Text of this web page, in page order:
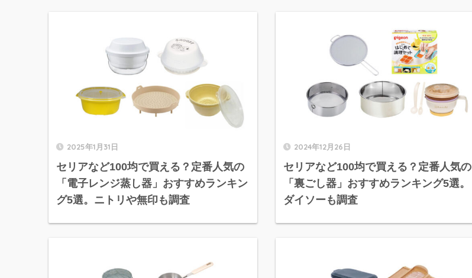
2025年1月31日
セリアなど100均で買える？定番人気の
「電子レンジ蒸し器」おすすめランキン
グ5選。ニトリや無印も調査
2024年12月26日
セリアなど100均で買える？定番人気の
「裏ごし器」おすすめランキング5選。
ダイソーも調査